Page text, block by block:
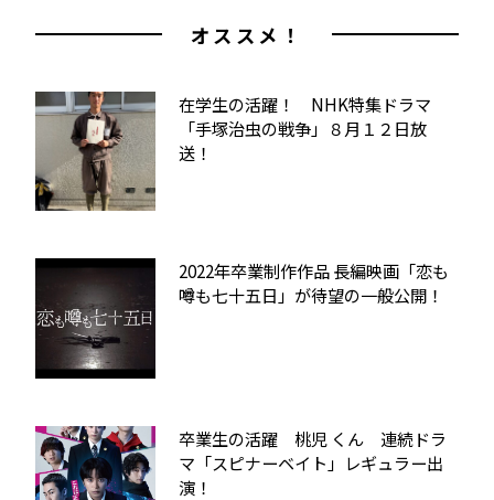
オススメ！
在学生の活躍！ NHK特集ドラマ
「手塚治虫の戦争」８月１２日放
送！
2022年卒業制作作品 長編映画「恋も
噂も七十五日」が待望の一般公開！
卒業生の活躍 桃児 くん 連続ドラ
マ「スピナーベイト」レギュラー出
演！